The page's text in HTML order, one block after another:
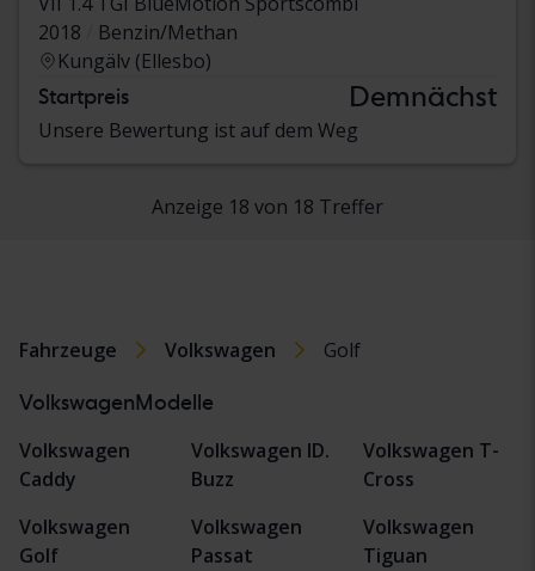
2018
Benzin/Methan
Kungälv (Ellesbo)
Startpreis Demnächst
Unsere Bewertung ist auf dem Weg
Anzeige 18 von 18 Treffer
Fahrzeuge Volkswagen Golf
VolkswagenModelle
Volkswagen
Caddy
Volkswagen
Golf
Volkswagen ID.
Buzz
Volkswagen
Passat
Volkswagen T-
Cross
Volkswagen
Tiguan